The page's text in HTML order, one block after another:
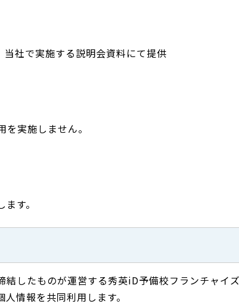
社で実施する説明会資料にて提供
実施しません。
す。
結したものが運営する秀英iD予備校フランチャイ
情報を共同利用します。